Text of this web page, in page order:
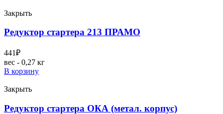
Закрыть
Редуктор стартера 213 ПРАМО
441₽
вес - 0,27 кг
В корзину
Закрыть
Редуктор стартера ОКА (метал. корпус)